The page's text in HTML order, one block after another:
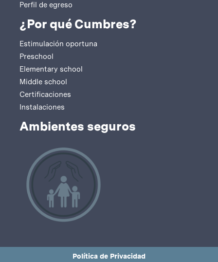
Perfil de egreso
¿Por qué Cumbres?
Estimulación oportuna
Preschool
Elementary school
Middle school
Certificaciones
Instalaciones
Ambientes seguros
Política de Privacidad